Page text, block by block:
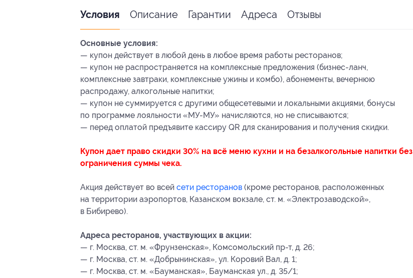
Условия Описание Гарантии Адреса Отзывы
Основные условия:
— купон действует в любой день в любое время работы ресторанов;
— купон не распространяется на комплексные предложения (бизнес-ланч,
комплексные завтраки, комплексные ужины и комбо), абонементы, вечернюю
распродажу, алкогольные напитки;
— купон не суммируется с другими общесетевыми и локальными акциями, бонусы
по программе лояльности «МУ-МУ» начисляются, но не списываются;
— перед оплатой предъявите кассиру QR для сканирования и получения скидки.
Купон дает право скидки 30% на всё меню кухни и на безалкогольные напитки без
ограничения суммы чека.
Акция действует во всей сети ресторанов (кроме ресторанов, расположенных
на территории аэропортов, Казанском вокзале, ст. м. «Электрозаводской»,
в Бибирево).
Адреса ресторанов, участвующих в акции:
— г. Москва, ст. м. «Фрунзенская», Комсомольский пр-т, д. 26;
— г. Москва, ст. м. «Добрынинская», ул. Коровий Вал, д. 1;
— г. Москва, ст. м. «Бауманская», Бауманская ул., д. 35/1;